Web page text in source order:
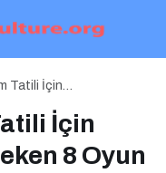
Tatili İçin
İçin
8 Oyun